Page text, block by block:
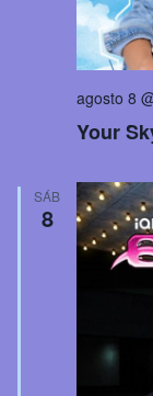
Your
agosto 8
SÁB
8